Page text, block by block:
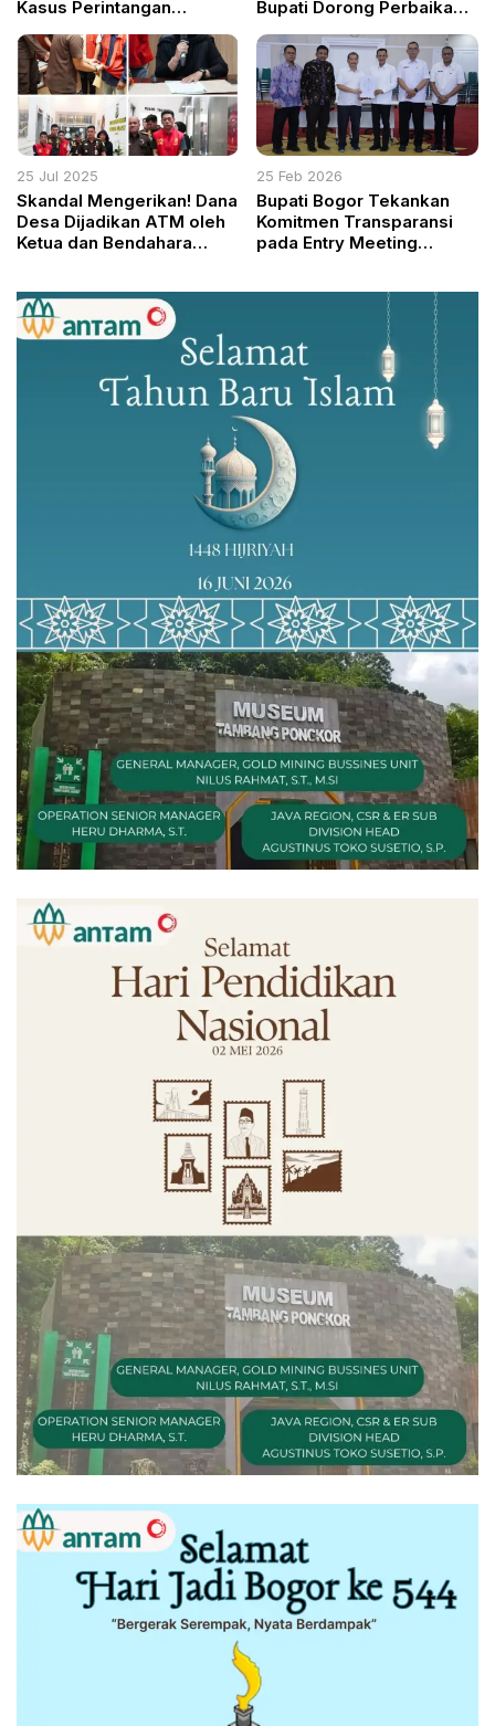
Kasus Perintangan
Korupsi
Bupati Dorong Perbaikan
25 Jul 2025
Skandal Mengerikan! Dana
Desa Dijadikan ATM oleh
Ketua dan Bendahara
Camat
25 Feb 2026
Bupati Bogor Tekankan
Komitmen Transparansi
pada Entry Meeting